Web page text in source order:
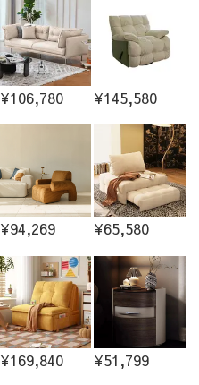
¥106,780 ¥145,580
¥94,269 ¥65,580
¥169,840 ¥51,799